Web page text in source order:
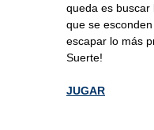
queda es buscar
que se
escapar lo más
Suerte!
JUGAR